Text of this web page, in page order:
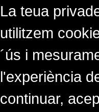
La teua
utilitzem
´ús i
l'experiència
continuar,